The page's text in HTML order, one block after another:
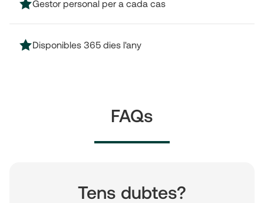
Gestor personal per a cada cas
Disponibles 365 dies l'any
FAQs
Tens dubtes?